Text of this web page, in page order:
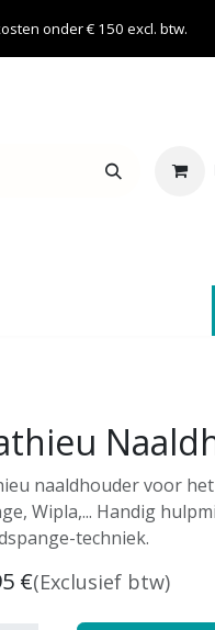
onder € 150 excl. btw.
naaldhouder voor
Wipla,... Handig
techniek.
€(Exclusief btw)